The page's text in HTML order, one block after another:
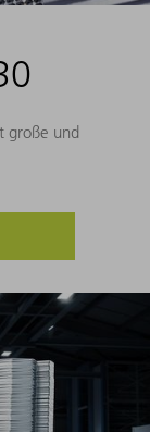
große und